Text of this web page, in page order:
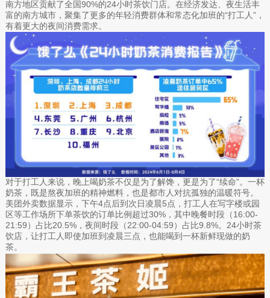
南方地区贡献了全国90%的24小时茶饮门店。在经济发达、夜生活丰
富的南方城市，聚集了更多的年轻消费群体和常态化加班的“打工人”，
有着更大的夜间消费需求。
对于打工人来说，晚上喝奶茶不仅是为了解馋，更是为了“续命”。一杯
奶茶，既是熬夜加班的精神燃料，也是都市人对抗孤独的温暖符号。
美团外卖数据显示，下午4点后到次日凌晨5点，打工人在写字楼或园
区等工作场所下单茶饮的订单比例超过30%，其中晚餐时段（16:00-
21:59）占比20.5%，夜间时段（22:00-04:59）占比9.8%。24小时茶
饮店，让打工人即使加班到凌晨三点，也能喝到一杯新鲜现做的奶
茶。